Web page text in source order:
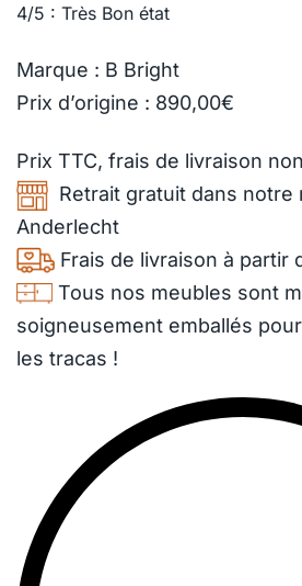
4/5 : Très Bon état
Marque : B Bright
Prix d’origine : 890,00€
Prix TTC, frais de livraison
Retrait gratuit dans notre
Anderlecht
Frais de livraison à partir
Tous nos meubles sont
soigneusement emballés
les tracas !